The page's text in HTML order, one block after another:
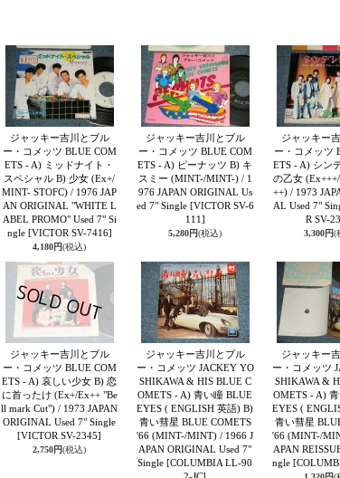
ジャッキー吉川とブル
ー・コメッツ BLUE COM
ETS - A) ミッドナイト・
スペシャル B) 少女 (Ex+/
MINT- STOFC) / 1976 JAP
AN ORIGINAL "WHITE L
ABEL PROMO" Used 7" Si
ngle [VICTOR SV-7416]
4,180円(税込)
ジャッキー吉川とブル
ー・コメッツ BLUE COM
ETS - A) ピーナッツ B) キ
スミー (MINT-/MINT-) / 1
976 JAPAN ORIGINAL Us
ed 7" Single [VICTOR SV-6
111]
5,280円(税込)
ジャッキー
ー・コメッツ
ETS - A) シン
の乙女
++) / 1973
AL Used 7"
R SV-
3,300円(
ジャッキー吉川とブル
ー・コメッツ BLUE COM
ETS - A) 哀しい少女 B) 恋
に首ったけ (Ex+/Ex++ "Be
ll mark Cut") / 1973 JAPAN
ORIGINAL Used 7" Single
[VICTOR SV-2345]
2,750円(税込)
ジャッキー吉川とブル
ー・コメッツ JACKEY YO
SHIKAWA & HIS BLUE C
OMETS - A) 青い瞳 BLUE
EYES ( ENGLISH 英語) B)
青い彗星 BLUE COMETS
'66 (MINT-/MINT) / 1966 J
APAN ORIGINAL Used 7"
Single [COLUMBIA LL-90
ジャッキー
ー・コメッツ
SHIKAWA &
OMETS - A)
EYES (
青い彗星
'66 (MINT-/
APAN
ngle